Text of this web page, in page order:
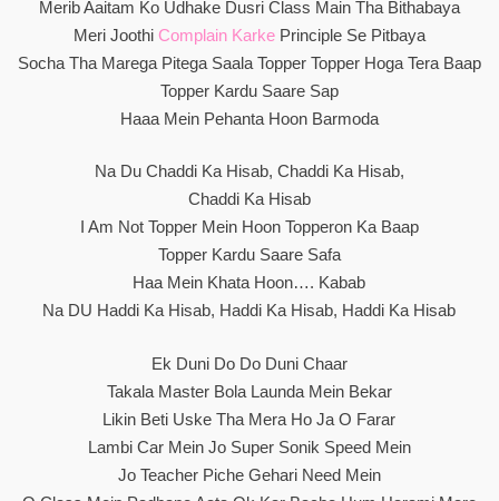
Merib Aaitam Ko Udhake Dusri Class Main Tha Bithabaya
Meri Joothi Complain KarkePrinciple Se Pitbaya
Socha Tha Marega Pitega Saala Topper Topper Hoga Tera Baap
Topper Kardu Saare Sap
Haaa Mein Pehanta Hoon Barmoda
Na Du Chaddi Ka Hisab, Chaddi Ka Hisab,
Chaddi Ka Hisab
I Am Not Topper Mein Hoon Topperon Ka Baap
Topper Kardu Saare Safa
Haa Mein Khata Hoon…. Kabab
Na DU Haddi Ka Hisab, Haddi Ka Hisab, Haddi Ka Hisab
Ek Duni Do Do Duni Chaar
Takala Master Bola Launda Mein Bekar
Likin Beti Uske Tha Mera Ho Ja O Farar
Lambi Car Mein Jo Super Sonik Speed Mein
Jo Teacher Piche Gehari Need Mein